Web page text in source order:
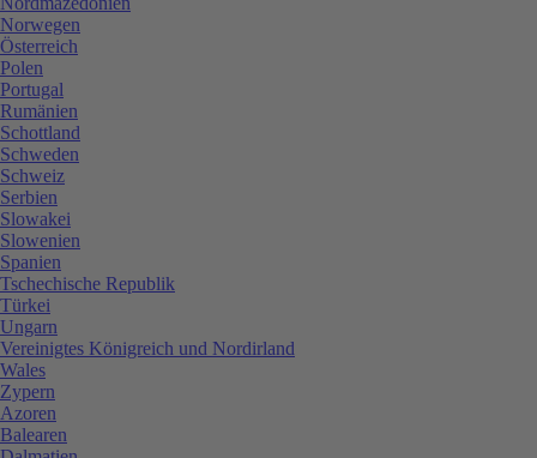
Norwegen
Österreich
Polen
Portugal
Rumänien
Schottland
Schweden
Schweiz
Serbien
Slowakei
Slowenien
Spanien
Tschechische Republik
Türkei
Ungarn
Vereinigtes Königreich und Nordirland
Wales
Zypern
Azoren
Balearen